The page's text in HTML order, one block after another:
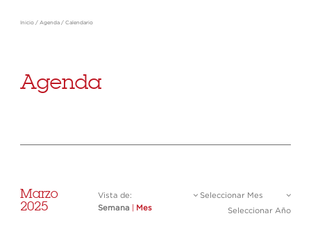
Inicio / Agenda / Calendario
Agenda
Marzo
2025
Vista de:
Semana
Mes
Seleccionar Mes
Seleccionar Año